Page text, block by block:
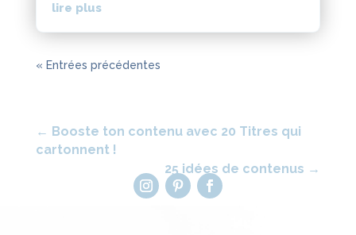
lire plus
« Entrées précédentes
← Booste ton contenu avec 20 Titres qui
cartonnent !
25 idées de contenus →